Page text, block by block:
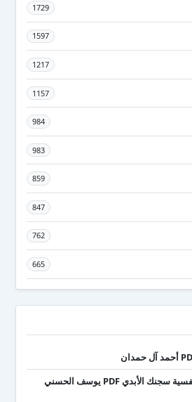
1729
1597
1217
1157
984
983
859
847
762
665
تحميل كتاب عقدك النفسية سجنك الأبدي PDF يوسف الحسني